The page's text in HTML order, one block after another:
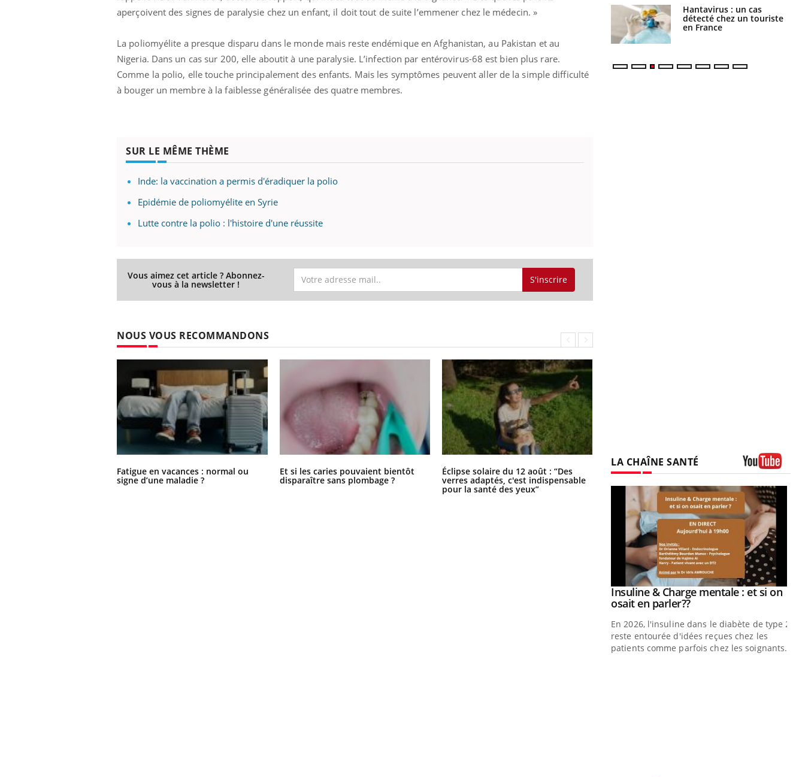
aperçoivent des signes de paralysie chez un enfant, il doit tout de suite l’emmener chez le médecin. »
La poliomyélite a presque disparu dans le monde mais reste endémique en Afghanistan, au Pakistan et au
Nigeria. Dans un cas sur 200, elle aboutit à une paralysie. L’infection par entérovirus-68 est bien plus rare.
Comme la polio, elle touche principalement des enfants. Mais les symptômes peuvent aller de la simple difficulté
à bouger un membre à la faiblesse généralisée des quatre membres.
SUR LE MÊME THÈME
Inde: la vaccination a permis d'éradiquer la polio
Epidémie de poliomyélite en Syrie
Lutte contre la polio : l'histoire d'une réussite
Vous aimez cet article ? Abonnez-
vous à la newsletter ! S'inscrire
NOUS VOUS RECOMMANDONS
Fatigue en vacances : normal ou
signe d’une maladie ?
Et si les caries pouvaient bientôt
disparaître sans plombage ?
Éclipse solaire du 12 août : “Des
verres adaptés, c'est indispensable
pour la santé des yeux”
Les troubles du sommeil modifient
votre cerveau !
Éclipse solaire du 12 août
: “Des verres adaptés,
Bébés, jeunes enfants :
quelle trousse à
Hantavirus : un cas
détecté chez un touriste
en France
LA CHAÎNE SANTÉ
Youtube
Insuline & Charge mentale : et si on
osait en parler??Youtube
En 2026, l'insuline dans le diabète de type 2
reste entourée d'idées reçues chez les
patients comme parfois chez les soignants.